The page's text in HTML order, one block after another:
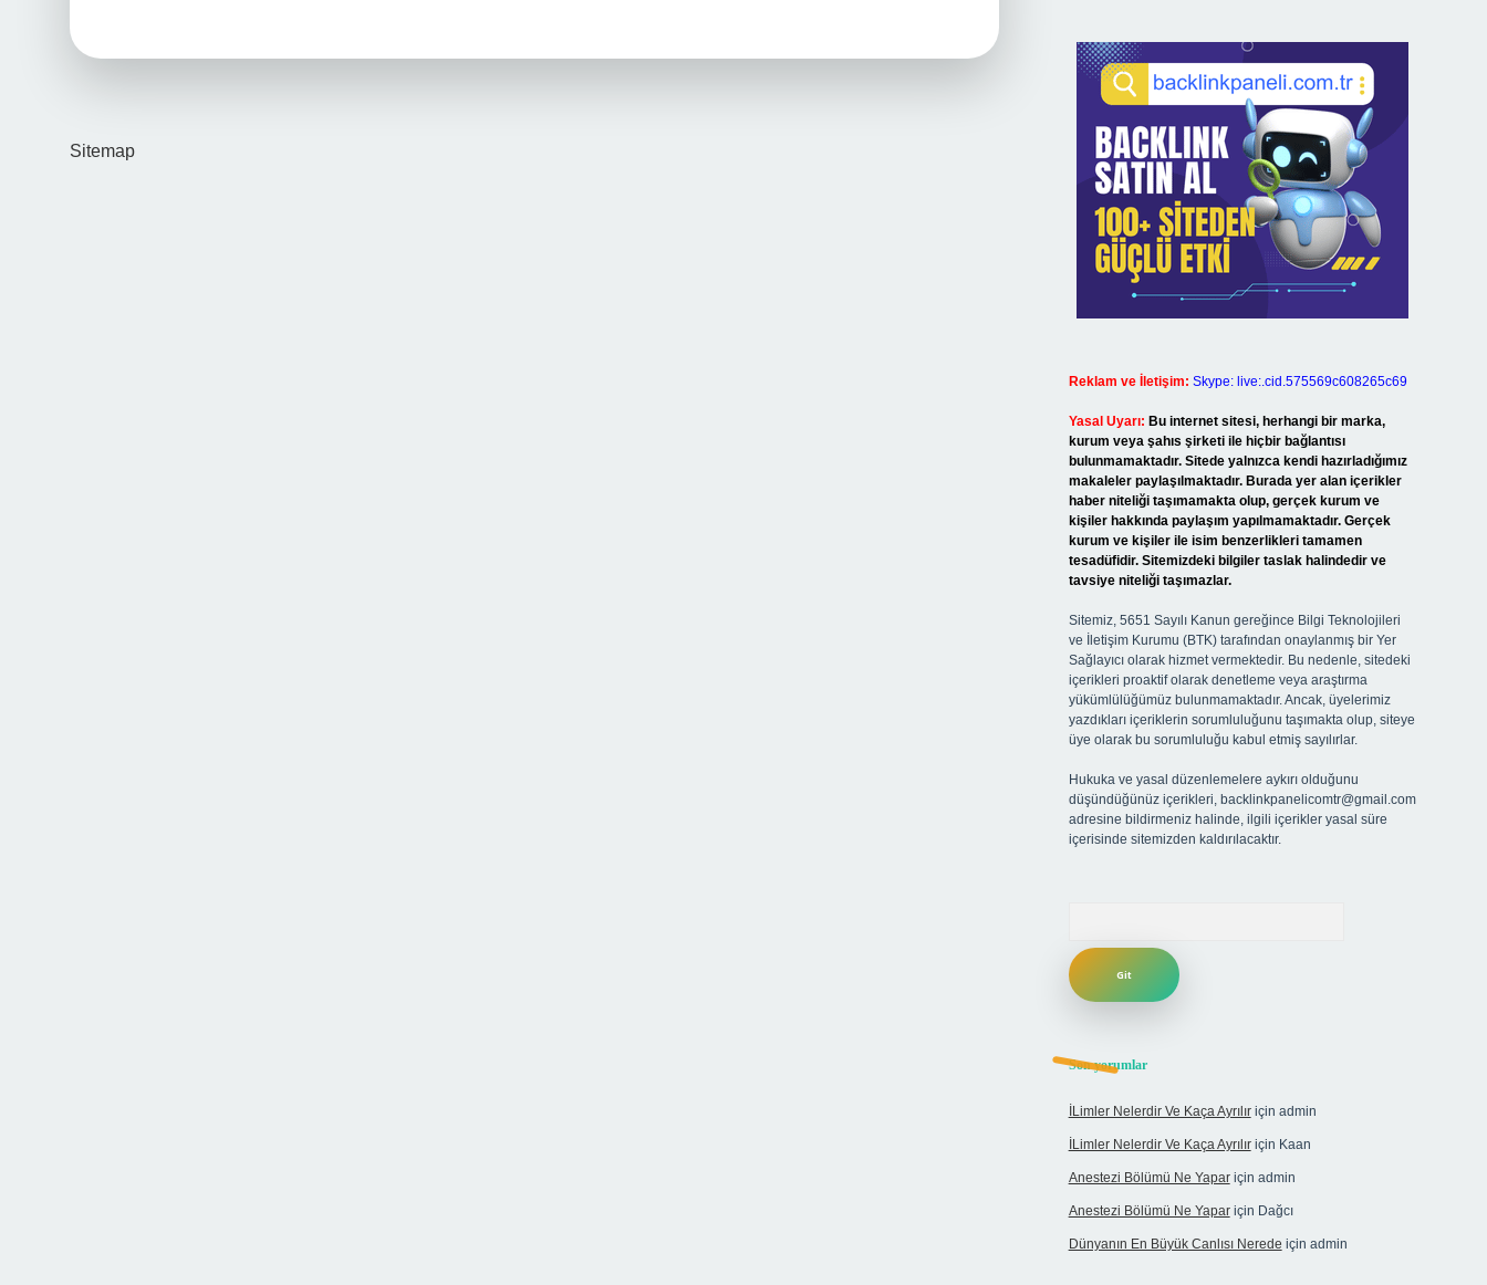
Sitemap
Reklam ve İletişim: Skype: live:.cid.575569c608265c69
Yasal Uyarı: Bu internet sitesi, herhangi bir marka,
kurum veya şahıs şirketi ile hiçbir bağlantısı
bulunmamaktadır. Sitede yalnızca kendi hazırladığımız
makaleler paylaşılmaktadır. Burada yer alan içerikler
haber niteliği taşımamakta olup, gerçek kurum ve
kişiler hakkında paylaşım yapılmamaktadır. Gerçek
kurum ve kişiler ile isim benzerlikleri tamamen
tesadüfidir. Sitemizdeki bilgiler taslak halindedir ve
tavsiye niteliği taşımazlar.
Sitemiz, 5651 Sayılı Kanun gereğince Bilgi Teknolojileri
ve İletişim Kurumu (BTK) tarafından onaylanmış bir Yer
Sağlayıcı olarak hizmet vermektedir. Bu nedenle, sitedeki
içerikleri proaktif olarak denetleme veya araştırma
yükümlülüğümüz bulunmamaktadır. Ancak, üyelerimiz
yazdıkları içeriklerin sorumluluğunu taşımakta olup, siteye
üye olarak bu sorumluluğu kabul etmiş sayılırlar.
Hukuka ve yasal düzenlemelere aykırı olduğunu
düşündüğünüz içerikleri, backlinkpanelicomtr@gmail.com
adresine bildirmeniz halinde, ilgili içerikler yasal süre
içerisinde sitemizden kaldırılacaktır.
Son yorumlar
İLimler Nelerdir Ve Kaça Ayrılıriçin admin
İLimler Nelerdir Ve Kaça Ayrılıriçin Kaan
Anestezi Bölümü Ne Yapariçin admin
Anestezi Bölümü Ne Yapariçin Dağcı
Dünyanın En Büyük Canlısı Nerede için admin